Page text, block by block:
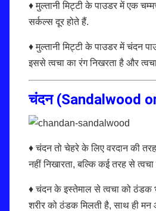
♦ मुल्तानी मिट्टी के पाउडर में एक
सर्कल्स दूर होते हैं.
♦ मुल्तानी मिट्टी के पाउडर में चंदन
इससे त्वचा का रंग निखरता है और
चंदन (Sandalwood
♦ चंदन तो चेहरे के लिए वरदान की
नहीं निखारता, बल्कि कई तरह से
♦ चंदन के इस्तेमाल से त्वचा को ठंडक
शरीर को ठंडक मिलती है, साथ ही मन